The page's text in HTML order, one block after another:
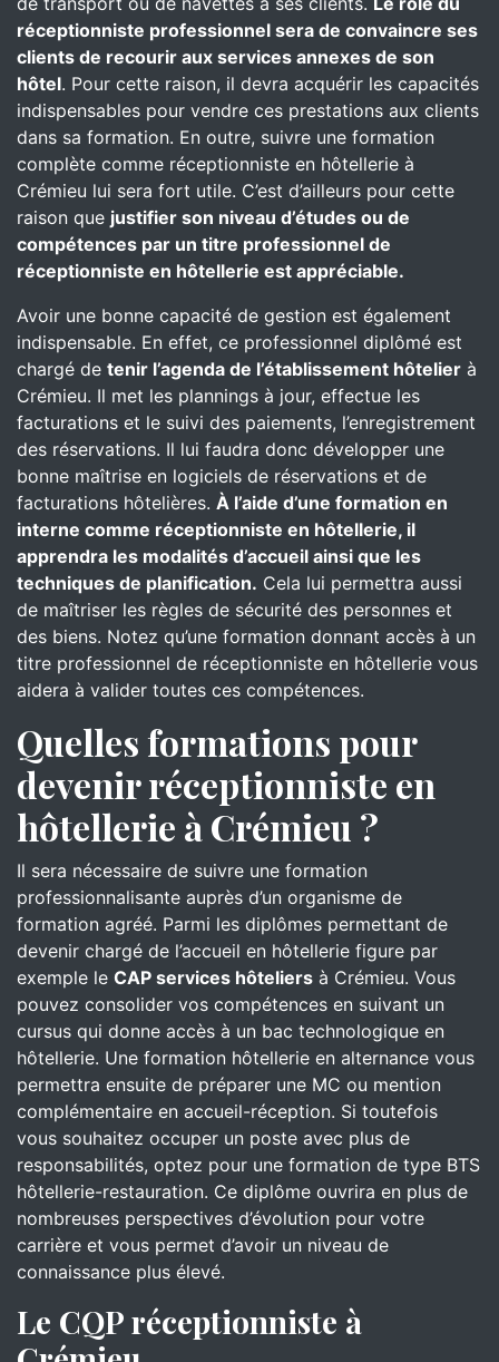
réceptionniste professionnel sera de convaincre ses
clients de recourir aux services annexes de son
hôtel. Pour cette raison, il devra acquérir les capacités
indispensables pour vendre ces prestations aux clients
dans sa formation. En outre, suivre une formation
complète comme réceptionniste en hôtellerie à
Crémieu lui sera fort utile. C’est d’ailleurs pour cette
raison que justifier son niveau d’études ou de
compétences par un titre professionnel de
réceptionniste en hôtellerie est appréciable.
Avoir une bonne capacité de gestion est également
indispensable. En effet, ce professionnel diplômé est
chargé de tenir l’agenda de l’établissement hôtelier à
Crémieu. Il met les plannings à jour, effectue les
facturations et le suivi des paiements, l’enregistrement
des réservations. Il lui faudra donc développer une
bonne maîtrise en logiciels de réservations et de
facturations hôtelières. À l’aide d’une formation en
interne comme réceptionniste en hôtellerie, il
apprendra les modalités d’accueil ainsi que les
techniques de planification. Cela lui permettra aussi
de maîtriser les règles de sécurité des personnes et
des biens. Notez qu’une formation donnant accès à un
titre professionnel de réceptionniste en hôtellerie vous
aidera à valider toutes ces compétences.
Quelles formations pour
devenir réceptionniste en
hôtellerie à Crémieu ?
Il sera nécessaire de suivre une formation
professionnalisante auprès d’un organisme de
formation agréé. Parmi les diplômes permettant de
devenir chargé de l’accueil en hôtellerie figure par
exemple le CAP services hôteliers à Crémieu. Vous
pouvez consolider vos compétences en suivant un
cursus qui donne accès à un bac technologique en
hôtellerie. Une formation hôtellerie en alternance vous
permettra ensuite de préparer une MC ou mention
complémentaire en accueil-réception. Si toutefois
vous souhaitez occuper un poste avec plus de
responsabilités, optez pour une formation de type BTS
hôtellerie-restauration. Ce diplôme ouvrira en plus de
nombreuses perspectives d’évolution pour votre
carrière et vous permet d’avoir un niveau de
connaissance plus élevé.
Le CQP réceptionniste à